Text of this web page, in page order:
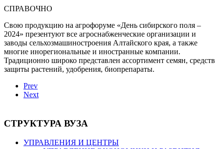
СПРАВОЧНО
Свою продукцию на агрофоруме «День сибирского поля –
2024» презентуют все агроснабженческие организации и
заводы сельхозмашиностроения Алтайского края, а также
многие инорегиональные и иностранные компании.
Традиционно широко представлен ассортимент семян, средств
защиты растений, удобрения, биопрепараты.
Prev
Next
СТРУКТУРА ВУЗА
УПРАВЛЕНИЯ И ЦЕНТРЫ